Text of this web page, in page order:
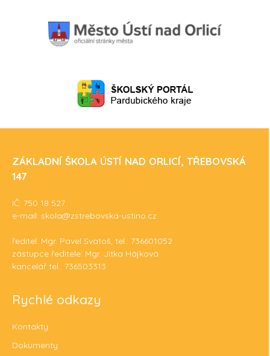
ZÁKLADNÍ ŠKOLA ÚSTÍ NAD ORLICÍ, TŘEBOVSKÁ
147
IČ: 750 18 527
e-mail: skola@zstrebovska-ustino.cz
ředitel: Mgr. Pavel Svatoš, tel.: 736601052
zástupce ředitele: Mgr. Jitka Hájková
kancelář tel.: 736503313
Rychlé odkazy
Kontakty
Dokumenty